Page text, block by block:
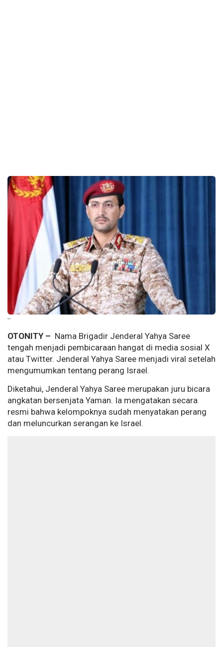
--
OTONITY – Nama Brigadir Jenderal Yahya Saree
tengah menjadi pembicaraan hangat di media sosial X
atau Twitter. Jenderal Yahya Saree menjadi viral setelah
mengumumkan tentang perang Israel.
Diketahui, Jenderal Yahya Saree merupakan juru bicara
angkatan bersenjata Yaman. Ia mengatakan secara
resmi bahwa kelompoknya sudah menyatakan perang
dan meluncurkan serangan ke Israel.